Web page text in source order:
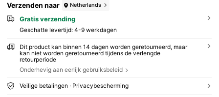
Verzenden naar Netherlands
Gratis verzending
Geschatte levertijd: 4-9 werkdagen
Dit product kan binnen 14 dagen worden geretourneerd, maar
kan niet worden geretourneerd tijdens de verlengde
retourperiode
Onderhevig aan eerlijk gebruiksbeleid
Veilige betalingen · Privacybescherming